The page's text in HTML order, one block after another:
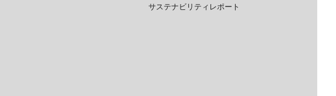
サステナビリティレポート